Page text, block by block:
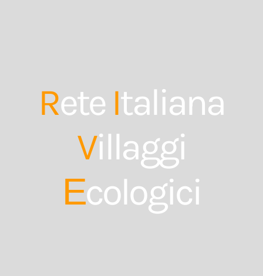
Rete Italiana
Villaggi
Ecologici